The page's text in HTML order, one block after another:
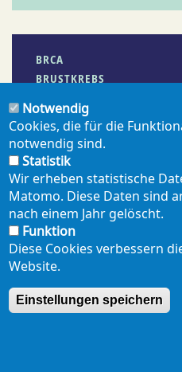
BRCA
BRUSTKREBS
PDF ERZEUGEN
teilen
Footer
mobil
NEWSLETTER PRESSE
Notwendig
Cookies, die für die
notwendig sind.
Statistik
Wir erheben statistische
Matomo. Diese Daten sind
nach einem Jahr gelöscht.
Funktion
Diese Cookies verbessern
Website.
Einstellungen speichern